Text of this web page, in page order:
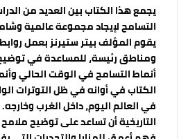
يجمع هذا الكتاب بين العديد من
التسامح لإيجاد مجموعة عالمية
يقوم المؤلف بيتر ستيرنز بعمل
ومناطق رئيسة، للمساعدة في
أنماط التسامح في الوقت الحالي
الكتاب في أوانه في ظل التوترات
في العالم اليوم، داخل الغرب
التاريخية أن تساعد على توضيح